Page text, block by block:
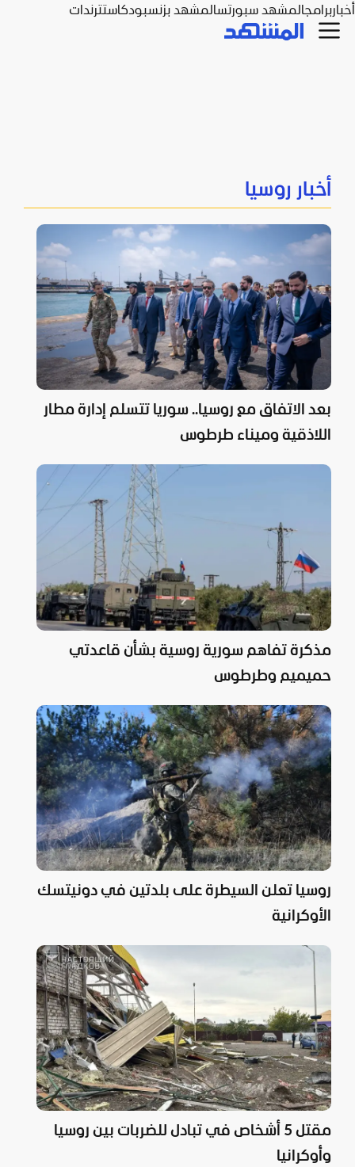
أخباربرامجالمشهد سبورتسالمشهد بزنسبودكاستترندات
أخبار روسيا
بعد الاتفاق مع روسيا.. سوريا تتسلم إدارة مطار
اللاذقية وميناء طرطوس
مذكرة تفاهم سورية روسية بشأن قاعدتي
حميميم وطرطوس
روسيا تعلن السيطرة على بلدتين في دونيتسك
الأوكرانية
مقتل 5 أشخاص في تبادل للضربات بين روسيا
وأوكرانيا